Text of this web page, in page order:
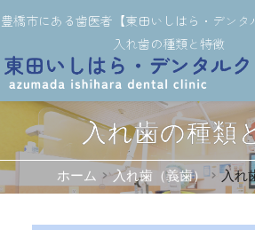
豊橋市にある歯医者【東田いしはら・デンタ
入れ歯の種類と特徴
入れ歯の種類
ホーム 入れ歯（義歯） 入れ